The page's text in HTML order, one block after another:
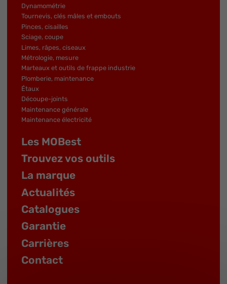
Dynamométrie
Tournevis, clés mâles et embouts
Pinces, cisailles
Sciage, coupe
Limes, râpes, ciseaux
Métrologie, mesure
Marteaux et outils de frappe industrie
Plomberie, maintenance
Étaux
Découpe-joints
Maintenance générale
Maintenance électricité
Les MOBest
Trouvez vos outils
La marque
Actualités
Catalogues
Garantie
Carrières
Contact